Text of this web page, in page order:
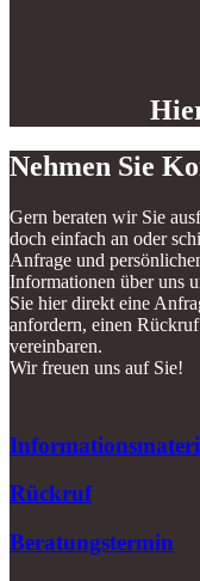
Nehmen Sie
Gern beraten wir Sie
doch einfach an oder
Anfrage und
Informationen über uns
Sie hier direkt eine
anfordern, einen
vereinbaren.
Wir freuen uns auf Sie!
Rückruf
Beratungstermin